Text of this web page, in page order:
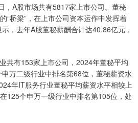
A股市场共有5817家上市公司。董秘
“桥梁”，在上市公司资本运作中发挥着
，去年A股董秘薪酬合计达40.86亿元，
有153家上市公司，2024年董秘平均
万二级行业中排名第68位，董秘薪资水
年IT服务行业董秘平均薪资水平相较上
125个申万一级行业中排名第105位，处